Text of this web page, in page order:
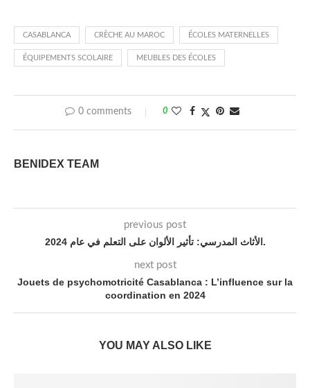
CASABLANCA CRÈCHE AU MAROC ÉCOLES MATERNELLES
ÉQUIPEMENTS SCOLAIRE MEUBLES DES ÉCOLES
0 comments 0
BENIDEX TEAM
previous post
الأثاث المدرسي: تأثير الألوان على التعلم في عام 2024.
next post
Jouets de psychomotricité Casablanca : L’influence sur la
coordination en 2024
YOU MAY ALSO LIKE